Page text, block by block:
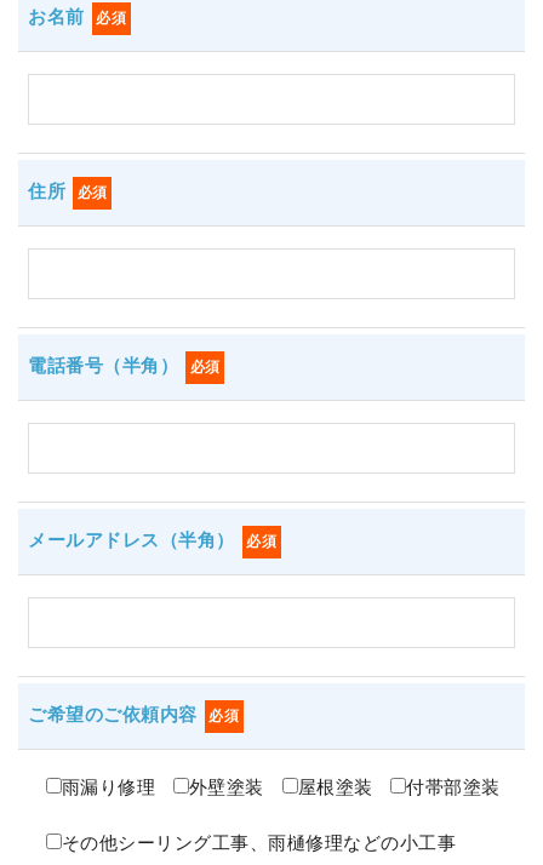
お名前 必須
住所 必須
電話番号（半角） 必須
メールアドレス（半角） 必須
ご希望のご依頼内容 必須
雨漏り修理 外壁塗装 屋根塗装 付帯部塗装
その他シーリング工事、雨樋修理などの小工事